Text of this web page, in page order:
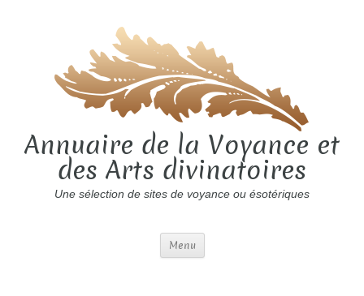
Annuaire de la Voyance et
des Arts divinatoires
Une sélection de sites de voyance ou ésotériques
Menu